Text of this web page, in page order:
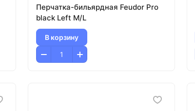
Перчатка-бильярдная Feudor Pro
black Left M/L
В корзину